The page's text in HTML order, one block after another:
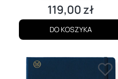
Cena
119,00 zł
DO KOSZYKA